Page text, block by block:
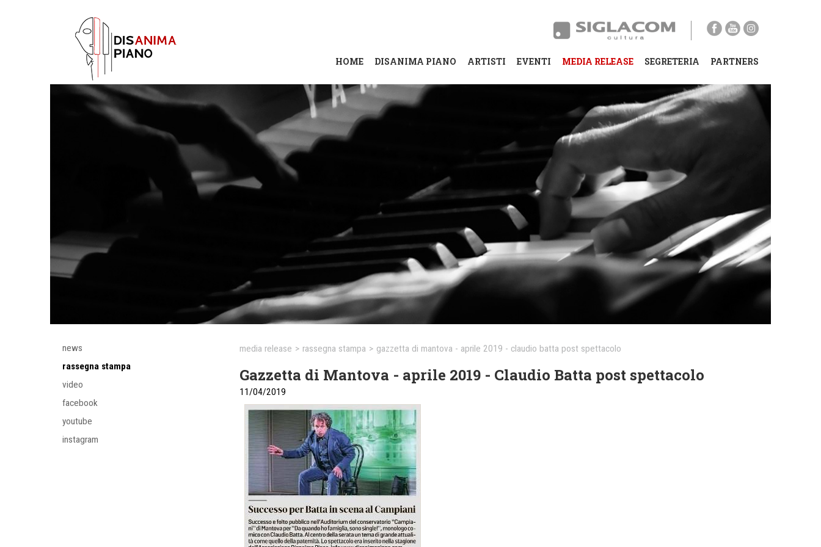
HOME DISANIMA PIANO ARTISTI EVENTI MEDIA RELEASE SEGRETERIA PARTNERS
news
rassegna stampa
video
facebook
youtube
instagram
media release > rassegna stampa > gazzetta di mantova - aprile 2019 - claudio batta post spettacolo
Gazzetta di Mantova - aprile 2019 - Claudio Batta post spettacolo
11/04/2019